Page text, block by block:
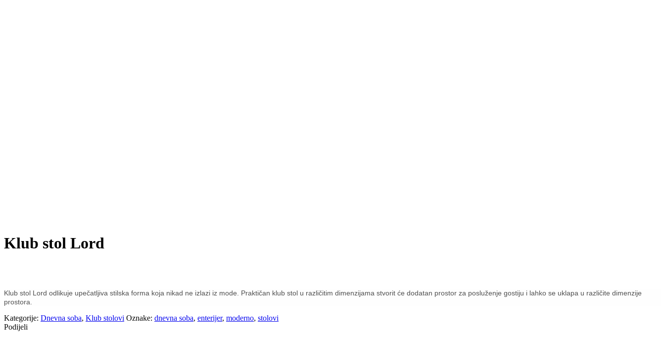
Klub stol Lord
Klub stol Lord odlikuje upečatljiva stilska forma koja nikad ne izlazi iz mode. Praktičan klub stol u različitim dimenzijama stvorit će dodatan prostor za posluženje gostiju i lahko se uklapa u različite dimenzije
prostora.
Kategorije: Dnevna soba, Klub stolovi Oznake: dnevna soba, enterijer, moderno, stolovi
Podijeli